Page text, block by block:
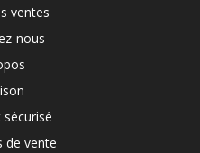
ventes
nous
de vente